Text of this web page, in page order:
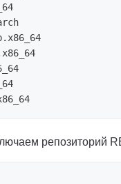
репозиторий